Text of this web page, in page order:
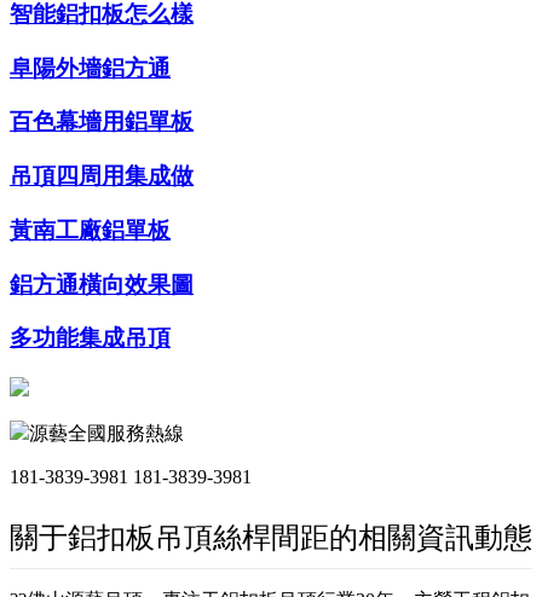
智能鋁扣板怎么樣
阜陽外墻鋁方通
百色幕墻用鋁單板
吊頂四周用集成做
黃南工廠鋁單板
鋁方通橫向效果圖
多功能集成吊頂
源藝全國服務熱線
181-3839-3981 181-3839-3981
關于鋁扣板吊頂絲桿間距的相關資訊動態